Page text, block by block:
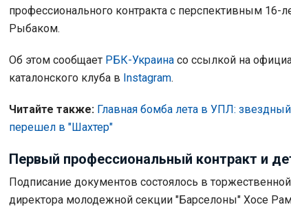
профессионального контракта с перспективным 16-
Рыбаком.
Об этом сообщает РБК-Украина со ссылкой на
каталонского клуба в Instagram.
Читайте также: Главная бомба лета в УПЛ:
перешел в "Шахтер"
Первый профессиональный контракт и
Подписание документов состоялось в
директора молодежной секции "Барселоны" Хосе